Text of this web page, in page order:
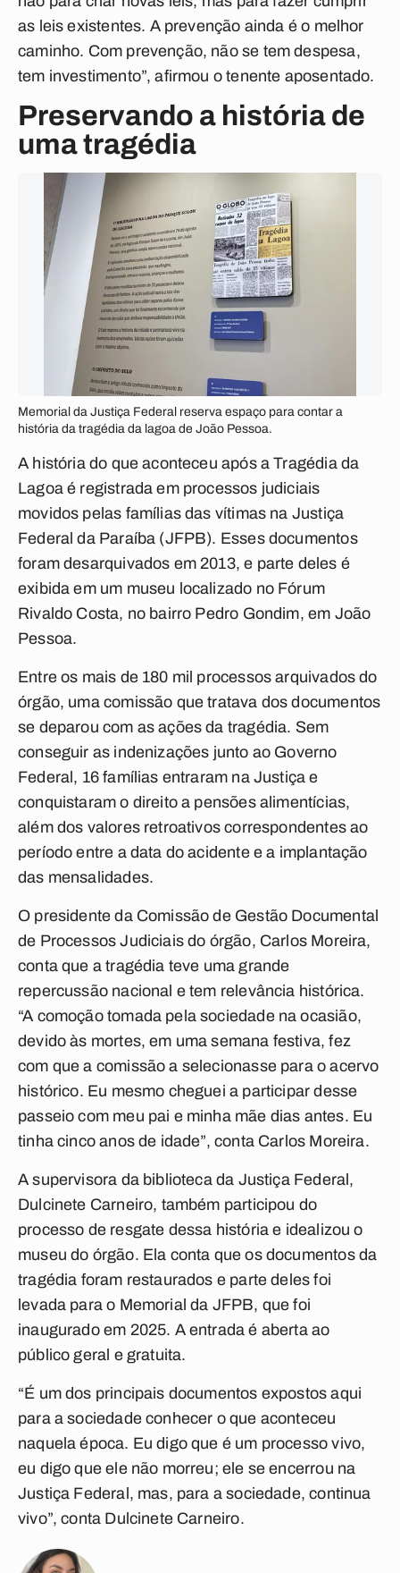
as leis existentes. A prevenção ainda é o melhor
caminho. Com prevenção, não se tem despesa,
tem investimento”, afirmou o tenente aposentado.
Preservando a história de
uma tragédia
Memorial da Justiça Federal reserva espaço para contar a
história da tragédia da lagoa de João Pessoa.
A história do que aconteceu após a Tragédia da
Lagoa é registrada em processos judiciais
movidos pelas famílias das vítimas na Justiça
Federal da Paraíba (JFPB). Esses documentos
foram desarquivados em 2013, e parte deles é
exibida em um museu localizado no Fórum
Rivaldo Costa, no bairro Pedro Gondim, em João
Pessoa.
Entre os mais de 180 mil processos arquivados do
órgão, uma comissão que tratava dos documentos
se deparou com as ações da tragédia. Sem
conseguir as indenizações junto ao Governo
Federal, 16 famílias entraram na Justiça e
conquistaram o direito a pensões alimentícias,
além dos valores retroativos correspondentes ao
período entre a data do acidente e a implantação
das mensalidades.
O presidente da Comissão de Gestão Documental
de Processos Judiciais do órgão, Carlos Moreira,
conta que a tragédia teve uma grande
repercussão nacional e tem relevância histórica.
“A comoção tomada pela sociedade na ocasião,
devido às mortes, em uma semana festiva, fez
com que a comissão a selecionasse para o acervo
histórico. Eu mesmo cheguei a participar desse
passeio com meu pai e minha mãe dias antes. Eu
tinha cinco anos de idade”, conta Carlos Moreira.
A supervisora da biblioteca da Justiça Federal,
Dulcinete Carneiro, também participou do
processo de resgate dessa história e idealizou o
museu do órgão. Ela conta que os documentos da
tragédia foram restaurados e parte deles foi
levada para o Memorial da JFPB, que foi
inaugurado em 2025. A entrada é aberta ao
público geral e gratuita.
“É um dos principais documentos expostos aqui
para a sociedade conhecer o que aconteceu
naquela época. Eu digo que é um processo vivo,
eu digo que ele não morreu; ele se encerrou na
Justiça Federal, mas, para a sociedade, continua
vivo”, conta Dulcinete Carneiro.